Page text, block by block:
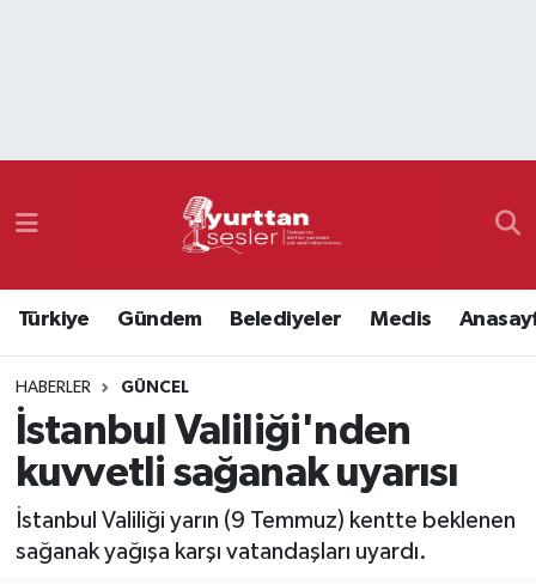
Türkiye Gündem Belediyeler Meclis
HABERLER GÜNCEL
İstanbul Valiliği'nden
kuvvetli sağanak uyarısı
İstanbul Valiliği yarın (9 Temmuz) kentte beklenen
sağanak yağışa karşı vatandaşları uyardı.
Namaz Vakitleri
Süper Lig Puan Durumu ve Fikstür
Tüm Manşetler
Son Dakika Haberleri
Haber Arşivi